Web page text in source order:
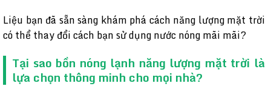
Liệu bạn đã sẵn sàng khám phá cách năng lượng mặt trời
có thể thay đổi cách bạn sử dụng nước nóng mãi mãi?
Tại sao bồn nóng lạnh năng lượng mặt trời là
lựa chọn thông minh cho mọi nhà?